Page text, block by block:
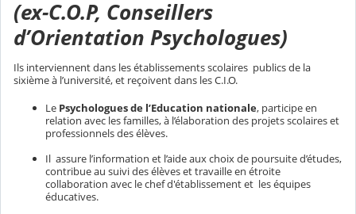
(ex-C.O.P, Conseillers
d’Orientation Psychologues)
Ils interviennent dans les établissements scolaires publics de la
sixième à l’université, et reçoivent dans les C.I.O.
Le Psychologues de l’Education nationale, participe en
relation avec les familles, à l’élaboration des projets scolaires et
professionnels des élèves.
Il assure l’information et l’aide aux choix de poursuite d’études,
contribue au suivi des élèves et travaille en étroite
collaboration avec le chef d'établissement et les équipes
éducatives.